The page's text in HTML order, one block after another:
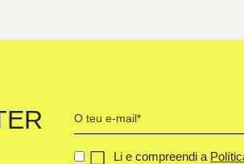
Your
ConcentLi e compreendi a